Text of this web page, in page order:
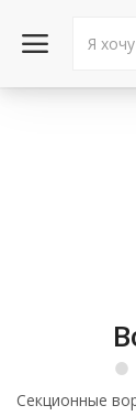
Объявления
Секционные